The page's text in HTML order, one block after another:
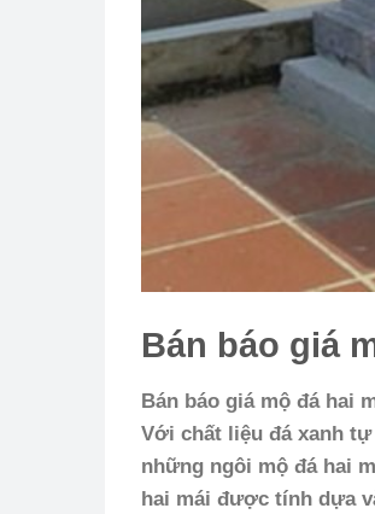
Bán báo giá
Bán báo giá mộ đá hai
Với chất liệu đá xanh
những ngôi mộ đá hai
hai mái được tính dựa